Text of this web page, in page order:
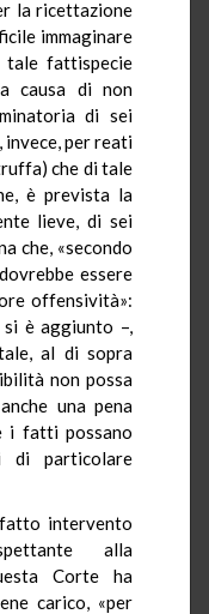
la ricettazione
immaginare
fattispecie
causa di non
di sei
invece, per reati
che di tale
è prevista la
lieve, di sei
che, «secondo
essere
offensività»:
si è aggiunto –,
al di sopra
non possa
una pena
i fatti possano
di particolare
intervento
alla
Corte ha
carico, «per